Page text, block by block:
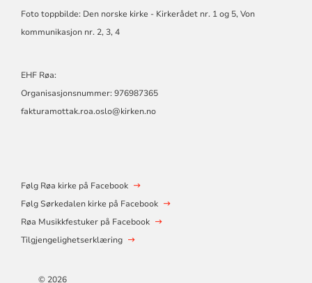
Foto toppbilde: Den norske kirke - Kirkerådet nr. 1 og 5, Von
kommunikasjon nr. 2, 3, 4
EHF Røa:
Organisasjonsnummer: 976987365
fakturamottak.roa.oslo@kirken.no
Følg Røa kirke på Facebook
Følg Sørkedalen kirke på Facebook
Røa Musikkfestuker på Facebook
Tilgjengelighetserklæring
© 2026